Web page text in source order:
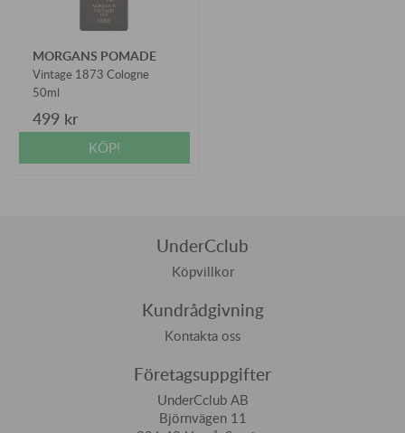
MORGANS POMADE
Vintage 1873 Cologne
50ml
499 kr
KÖP!
UnderCclub
Köpvillkor
Kundrådgivning
Kontakta oss
Företagsuppgifter
UnderCclub AB
Björnvägen 11